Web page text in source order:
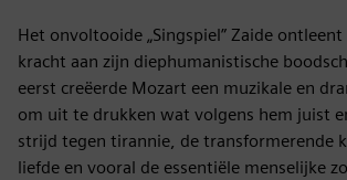
Het onvoltooide „Singspiel” Zaide
kracht aan zijn diephumanistische
eerst creëerde Mozart een muzikale en
om uit te drukken wat volgens hem juist
strijd tegen tirannie, de transformerende
liefde en vooral de essentiële menselijke